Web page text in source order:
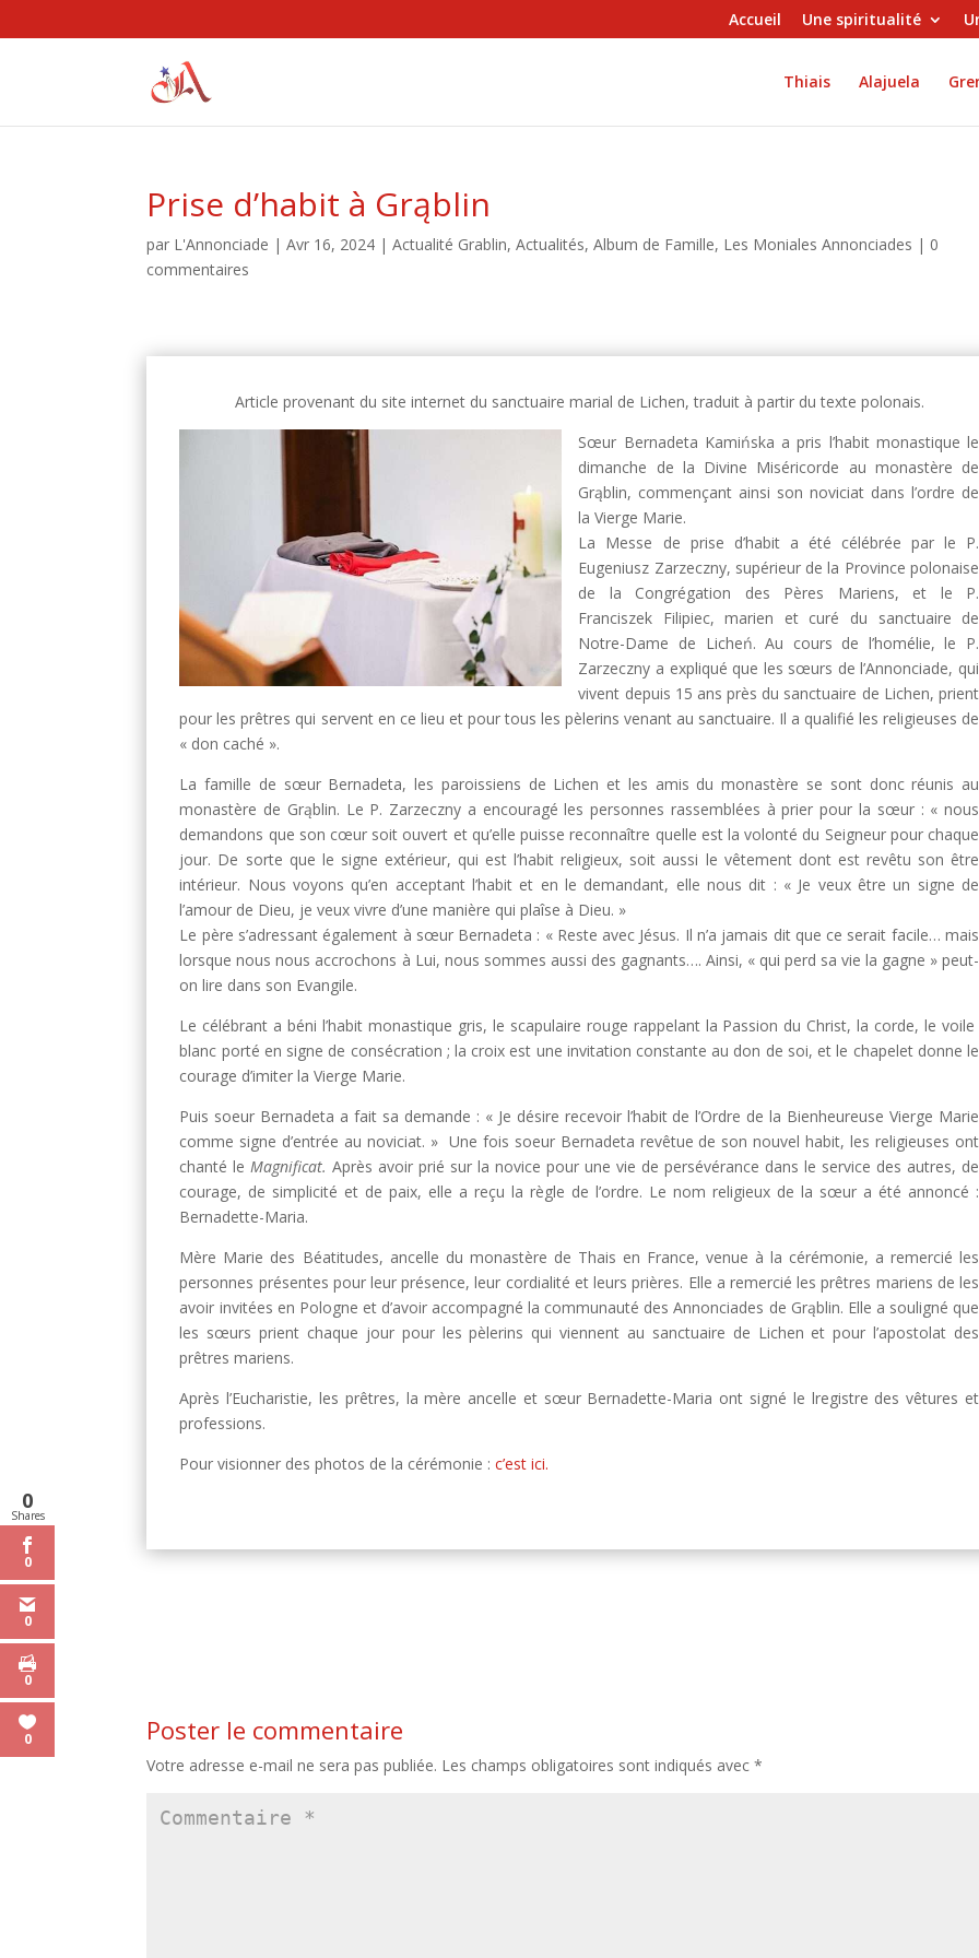
Accueil Une spiritualité
Thiais Alajuela
Prise d’habit à Grąblin
par L'Annonciade |Avr 16, 2024 |Actualité Grablin,Actualités,Album de Famille, Les Moniales Annonciades | 0
commentaires
Article provenant du site internet du sanctuaire marial de Lichen, traduit à partir du texte polonais.
Sœur Bernadeta Kamińska a pris l’habit monastique le
dimanche de la Divine Miséricorde au monastère de
Grąblin, commençant ainsi son noviciat dans l’ordre de
la Vierge Marie.
La Messe de prise d’habit a été célébrée par le P.
Eugeniusz Zarzeczny, supérieur de la Province polonaise
de la Congrégation des Pères Mariens, et le P.
Franciszek Filipiec, marien et curé du sanctuaire de
Notre-Dame de Licheń. Au cours de l’homélie, le P.
Zarzeczny a expliqué que les sœurs de l’Annonciade, qui
vivent depuis 15 ans près du sanctuaire de Lichen, prient
pour les prêtres qui servent en ce lieu et pour tous les pèlerins venant au sanctuaire. Il a qualifié les religieuses de
« don caché ».
La famille de sœur Bernadeta, les paroissiens de Lichen et les amis du monastère se sont donc réunis au
monastère de Grąblin. Le P. Zarzeczny a encouragé les personnes rassemblées à prier pour la sœur : « nous
demandons que son cœur soit ouvert et qu’elle puisse reconnaître quelle est la volonté du Seigneur pour chaque
jour. De sorte que le signe extérieur, qui est l’habit religieux, soit aussi le vêtement dont est revêtu son être
intérieur. Nous voyons qu’en acceptant l’habit et en le demandant, elle nous dit : « Je veux être un signe de
l’amour de Dieu, je veux vivre d’une manière qui plaîse à Dieu. »
Le père s’adressant également à sœur Bernadeta : « Reste avec Jésus. Il n’a jamais dit que ce serait facile… mais
lorsque nous nous accrochons à Lui, nous sommes aussi des gagnants…. Ainsi, « qui perd sa vie la gagne » peut-
on lire dans son Evangile.
Le célébrant a béni l’habit monastique gris, le scapulaire rouge rappelant la Passion du Christ, la corde, le voile
blanc porté en signe de consécration ; la croix est une invitation constante au don de soi, et le chapelet donne le
courage d’imiter la Vierge Marie.
Puis soeur Bernadeta a fait sa demande : « Je désire recevoir l’habit de l’Ordre de la Bienheureuse Vierge Marie
comme signe d’entrée au noviciat. » Une fois soeur Bernadeta revêtue de son nouvel habit, les religieuses ont
chanté leMagnificat.Après avoir prié sur la novice pour une vie de persévérance dans le service des autres, de
courage, de simplicité et de paix, elle a reçu la règle de l’ordre. Le nom religieux de la sœur a été annoncé :
Bernadette-Maria.
Mère Marie des Béatitudes, ancelle du monastère de Thais en France, venue à la cérémonie, a remercié les
personnes présentes pour leur présence, leur cordialité et leurs prières. Elle a remercié les prêtres mariens de les
avoir invitées en Pologne et d’avoir accompagné la communauté des Annonciades de Grąblin. Elle a souligné que
les sœurs prient chaque jour pour les pèlerins qui viennent au sanctuaire de Lichen et pour l’apostolat des
prêtres mariens.
Après l’Eucharistie, les prêtres, la mère ancelle et sœur Bernadette-Maria ont signé le lregistre des vêtures et
professions.
Pour visionner des photos de la cérémonie :c’est ici.
Poster le commentaire
Votre adresse e-mail ne sera pas publiée. Les champs obligatoires sont indiqués avec*
0
Shares
0
0
0
0